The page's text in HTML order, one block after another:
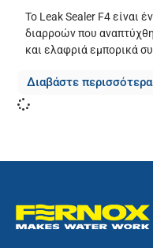
Το Leak Sealer F4 είναι
διαρροών που
και ελαφριά εμπορικά
Διαβάστε περισσότερα